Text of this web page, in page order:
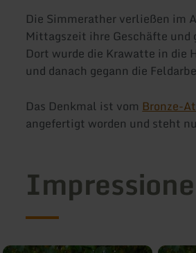
Die Simmerather verließen im
Mittagszeit ihre Geschäfte und
Dort wurde die Krawatte in die
und danach gegann die
Das Denkmal ist vom Bronze-
angefertigt worden und steht